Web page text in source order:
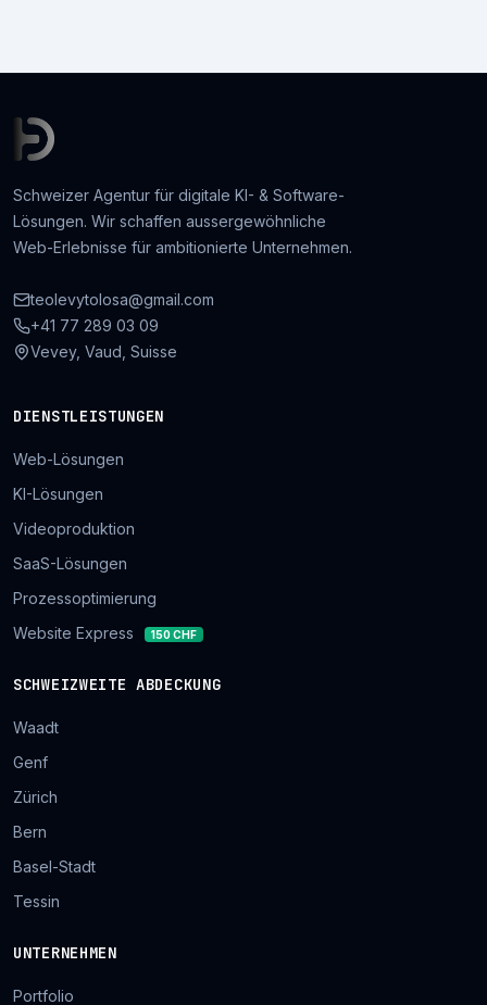
Schweizer Agentur für digitale KI- & Software-
Lösungen. Wir schaffen aussergewöhnliche
Web-Erlebnisse für ambitionierte Unternehmen.
teolevytolosa@gmail.com
+41 77 289 03 09
Vevey, Vaud, Suisse
DIENSTLEISTUNGEN
Web-Lösungen
KI-Lösungen
Videoproduktion
SaaS-Lösungen
Prozessoptimierung
Website Express
150 CHF
SCHWEIZWEITE ABDECKUNG
Waadt
Genf
Zürich
Bern
Basel-Stadt
Tessin
UNTERNEHMEN
Portfolio